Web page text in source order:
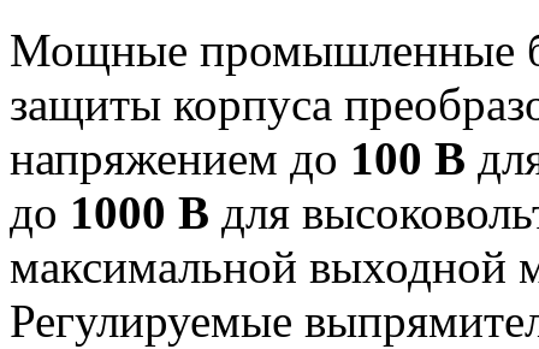
Мощные промышленные
защиты корпуса
напряжением до 100 В
до 1000 В для
максимальной
Регулируемые